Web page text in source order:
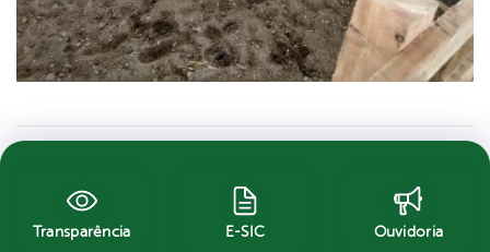
Transparência E-SIC Ouvidoria